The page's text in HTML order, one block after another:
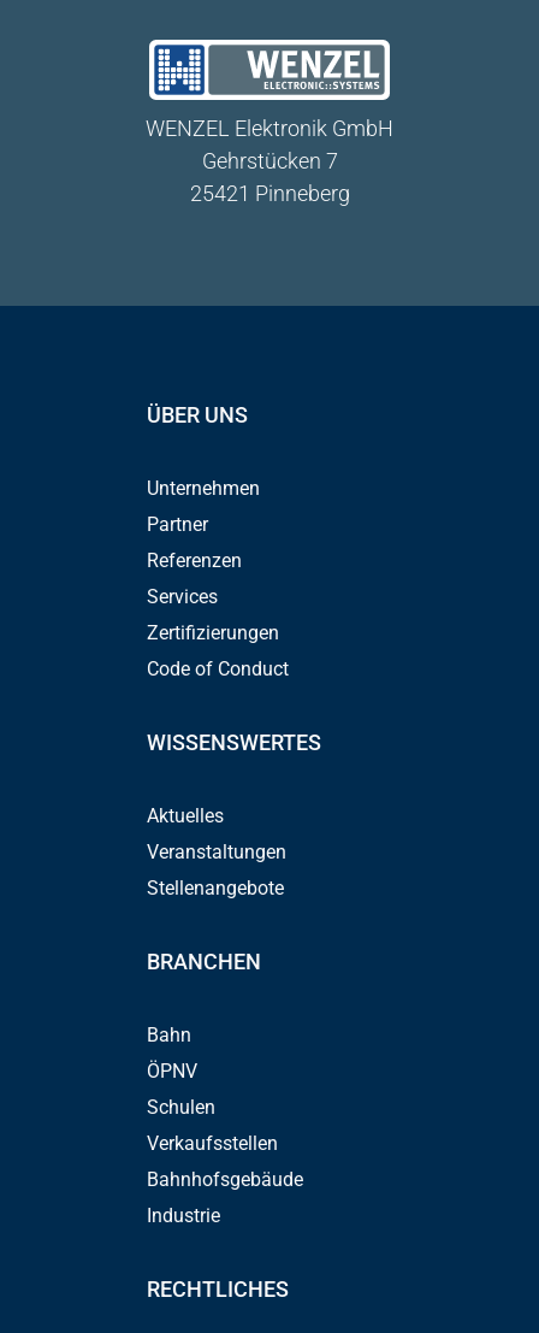
WENZEL Elektronik GmbH
Gehrstücken 7
25421 Pinneberg
ÜBER UNS
Unternehmen
Partner
Referenzen
Services
Zertifizierungen
Code of Conduct
WISSENSWERTES
Aktuelles
Veranstaltungen
Stellenangebote
BRANCHEN
Bahn
ÖPNV
Schulen
Verkaufsstellen
Bahnhofsgebäude
Industrie
RECHTLICHES